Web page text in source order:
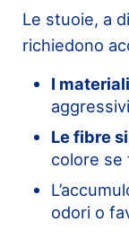
Le stuoie, a
richiedono
I
Le fibre
colore
odori o